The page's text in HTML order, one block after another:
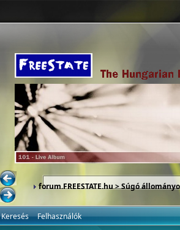
forum.FREESTATE.hu> Súgó
Keresés Felhasználók